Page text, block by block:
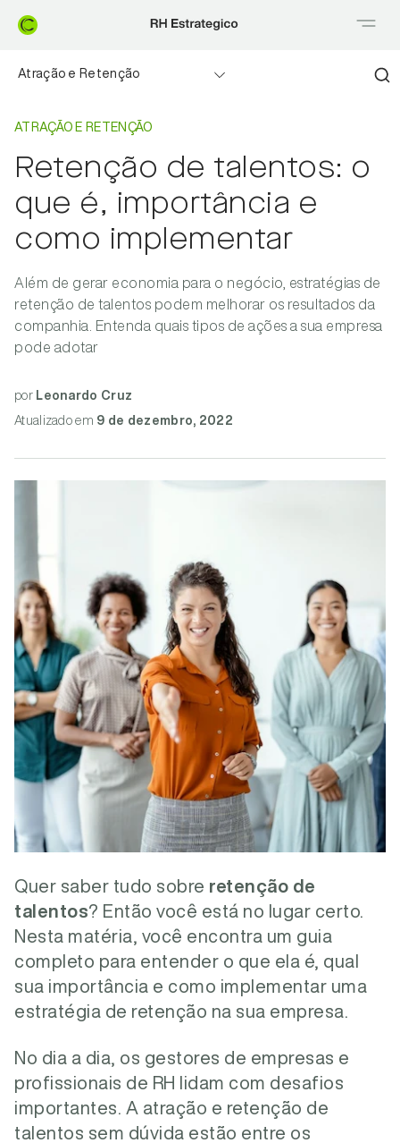
Atração e Retenção
Benefícios flexíveis
Employer branding
Educação financeira
Na mídia
Home Atração e retenção
ATRAÇÃO E RETENÇÃO
Retenção de talentos: o
que é, importância e
como implementar
Além de gerar economia para o negócio, estratégias de
retenção de talentos podem melhorar os resultados da
companhia. Entenda quais tipos de ações a sua empresa
pode adotar
por Leonardo Cruz
Atualizado em 9 de dezembro, 2022
Quer saber tudo sobre retenção de
talentos? Então você está no lugar certo.
Nesta matéria, você encontra um guia
completo para entender o que ela é, qual
sua importância e como implementar uma
estratégia de retenção na sua empresa.
No dia a dia, os gestores de empresas e
profissionais de RH lidam com desafios
importantes. A atração e retenção de
talentos sem dúvida estão entre os